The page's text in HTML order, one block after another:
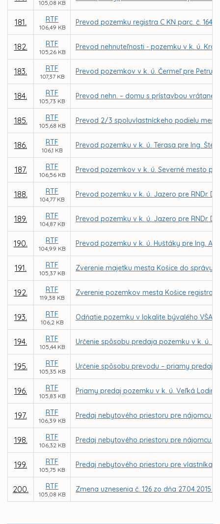
105,08 KB
181. RTF
106,49 KB
Prevod pozemku registra C KN parc. č.
182. RTF
105,26 KB
Prevod nehnuteľnosti - pozemku v k. ú.
183. RTF
107,37 KB
Prevod pozemkov v k. ú. Čermeľ pre Petru
184. RTF
105,73 KB
Prevod nehn. – domu s prístavbou vrátane
185. RTF
105,68 KB
Prevod 2/3 spoluvlastníckeho podielu
186. RTF
106,1 KB
Prevod pozemku v k. ú. Terasa pre Ing.
187. RTF
106,56 KB
Prevod pozemkov v k. ú. Severné mesto
188. RTF
104,77 KB
Prevod pozemku v k. ú. Jazero pre RNDr.
189. RTF
104,87 KB
Prevod pozemku v k. ú. Jazero pre RNDr.
190. RTF
104,99 KB
Prevod pozemku v k. ú. Huštáky pre Ing.
191. RTF
105,37 KB
Zverenie majetku mesta Košice do správy
192. RTF
119,38 KB
Zverenie pozemkov mesta Košice registra
193. RTF
106,2 KB
Odňatie pozemku v lokalite bývalého VŠA
194. RTF
105,44 KB
Určenie spôsobu predaja pozemku v k. ú.
195. RTF
105,35 KB
Určenie spôsobu prevodu – priamy predaj
196. RTF
105,83 KB
Priamy predaj pozemku v k. ú. Veľká
197. RTF
106,39 KB
Predaj nebytového priestoru pre nájomcu
198. RTF
106,32 KB
Predaj nebytového priestoru pre nájomcu
199. RTF
105,75 KB
Predaj nebytového priestoru pre vlastníka
200. RTF
105,08 KB
Zmena uznesenia č. 126 zo dňa 27.04.2015